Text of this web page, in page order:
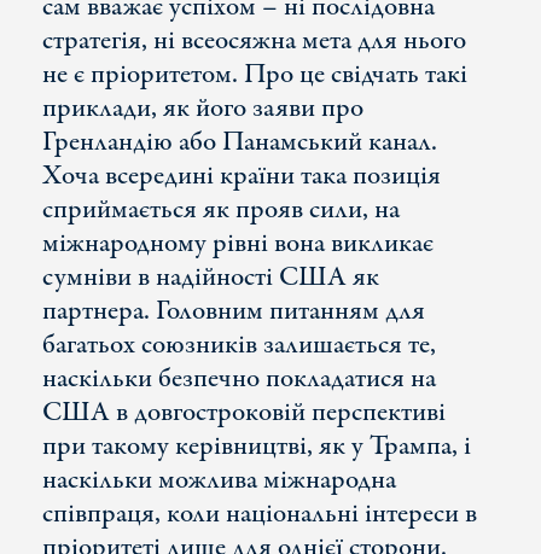
стратегія, ні всеосяжна мета для нього
не є пріоритетом. Про це свідчать такі
приклади, як його заяви про
Гренландію або Панамський канал.
Хоча всередині країни така позиція
сприймається як прояв сили, на
міжнародному рівні вона викликає
сумніви в надійності США як
партнера. Головним питанням для
багатьох союзників залишається те,
наскільки безпечно покладатися на
США в довгостроковій перспективі
при такому керівництві, як у Трампа, і
наскільки можлива міжнародна
співпраця, коли національні інтереси в